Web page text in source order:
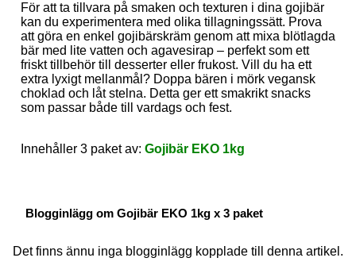
För att ta tillvara på smaken och texturen i dina gojibär
kan du experimentera med olika tillagningssätt. Prova
att göra en enkel gojibärskräm genom att mixa blötlagda
bär med lite vatten och agavesirap – perfekt som ett
friskt tillbehör till desserter eller frukost. Vill du ha ett
extra lyxigt mellanmål? Doppa bären i mörk vegansk
choklad och låt stelna. Detta ger ett smakrikt snacks
som passar både till vardags och fest.
Innehåller 3 paket av: Gojibär EKO 1kg
Blogginlägg om Gojibär EKO 1kg x 3 paket
Det finns ännu inga blogginlägg kopplade till denna artikel.